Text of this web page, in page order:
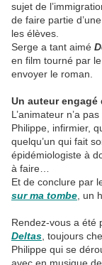
sujet de
de faire partie
les élèves.
Serge a tant aimé
en film tourné par
envoyer le roman.
Un auteur
L’animateur n’a
Philippe, infirmier,
quelqu’un qui fait
épidémiologiste à
à faire…
Et de conclure par
sur ma tombe , un
Rendez-vous a été
Deltas , toujours
Philippe qui se